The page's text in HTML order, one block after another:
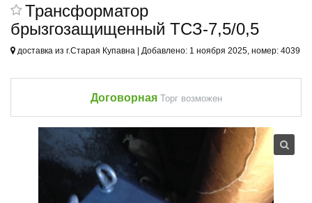
Трансформатор
брызгозащищенный ТСЗ-7,5/0,5
доставка из г.Старая Купавна | Добавлено: 1 ноября 2025, номер: 4039
Договорная Торг возможен